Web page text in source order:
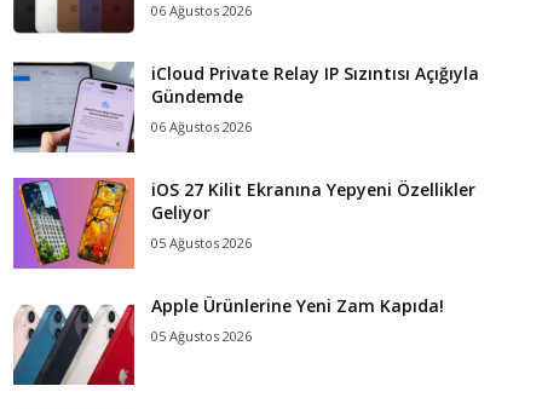
06 Ağustos 2026
iCloud Private Relay IP Sızıntısı Açığıyla
Gündemde
06 Ağustos 2026
iOS 27 Kilit Ekranına Yepyeni Özellikler
Geliyor
05 Ağustos 2026
Apple Ürünlerine Yeni Zam Kapıda!
05 Ağustos 2026